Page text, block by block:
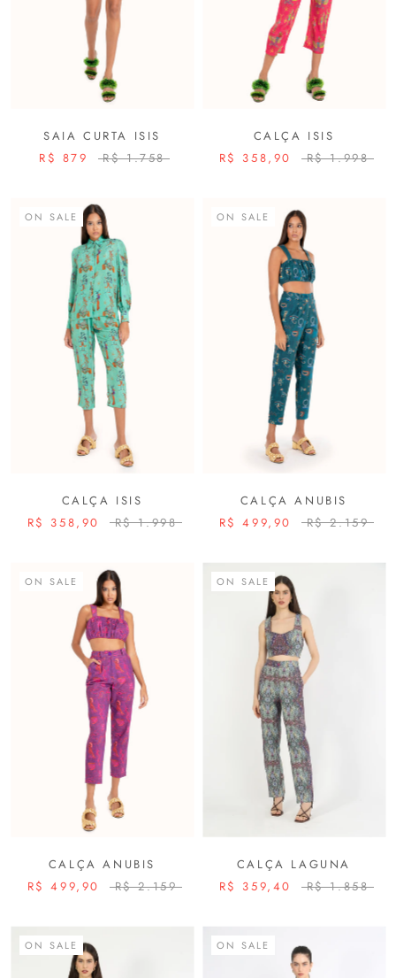
SAIA CURTA ISIS
R$ 879
R$ 1.758
CALÇA ISIS
R$ 358,90
R$ 1.998
ON SALE
CALÇA ISIS
R$ 358,90
R$ 1.998
ON SALE
CALÇA ANUBIS
R$ 499,90
R$ 2.159
ON SALE
CALÇA ANUBIS
R$ 499,90
R$ 2.159
ON SALE
CALÇA LAGUNA
R$ 359,40
R$ 1.858
ON SALE ON SALE